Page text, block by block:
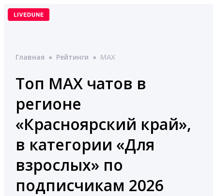
Перейти
Главная ● Рейтинги ● MAX
Топ MAX чатов в
регионе
«Красноярский край»,
в категории «Для
взрослых» по
подписчикам 2026